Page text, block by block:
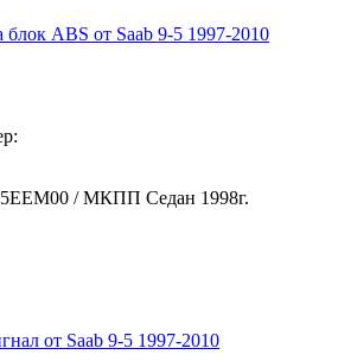
блок ABS от Saab 9-5 1997-2010
/ МКПП Седан 1998г.
от Saab 9-5 1997-2010